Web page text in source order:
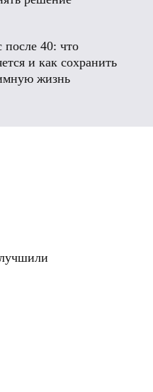
после 40: что
и как сохранить
жизнь